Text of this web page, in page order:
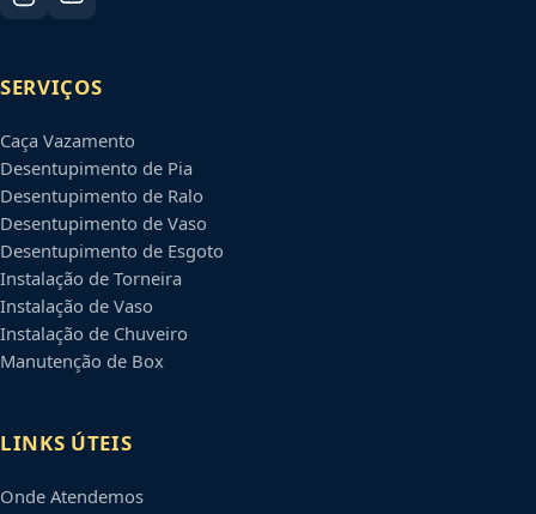
SERVIÇOS
Caça Vazamento
Desentupimento de Pia
Desentupimento de Ralo
Desentupimento de Vaso
Desentupimento de Esgoto
Instalação de Torneira
Instalação de Vaso
Instalação de Chuveiro
Manutenção de Box
LINKS ÚTEIS
Onde Atendemos